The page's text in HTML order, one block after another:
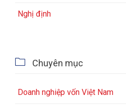
Nghị định
 Chuyên mục
Doanh nghiệp vốn Việt Nam